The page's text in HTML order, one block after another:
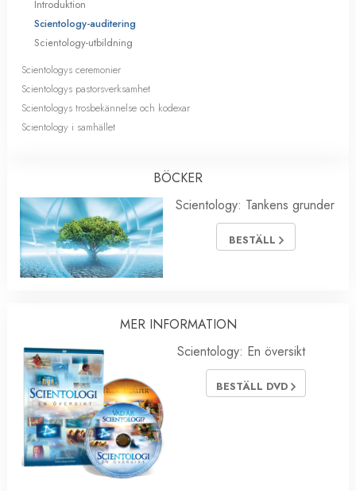
Introduktion
Scientology-auditering
Scientology-utbildning
Scientologys ceremonier
Scientologys pastorsverksamhet
Scientologys trosbekännelse och kodexar
Scientology i samhället
BÖCKER
Scientology: Tankens grunder
BESTÄLL
MER INFORMATION
Scientology: En översikt
BESTÄLL DVD